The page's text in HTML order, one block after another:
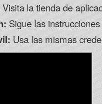
Visita la tienda de
Sigue las
Usa las mismas